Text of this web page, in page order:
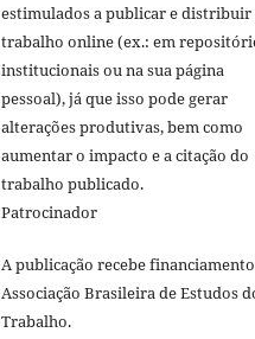
estimulados a publicar e distribuir
trabalho online (ex.: em
institucionais ou na sua página
pessoal), já que isso pode gerar
alterações produtivas, bem como
aumentar o impacto e a citação do
trabalho publicado.
Patrocinador
A publicação recebe
Associação Brasileira de Estudos
Trabalho.